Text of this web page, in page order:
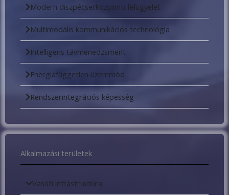
Modern diszpécserközponti felügyelet
Multimodális kommunikációs technológia
Intelligens távmenedzsment
Energiafüggetlen üzemmód
Rendszerintegrációs képesség
Alkalmazási területek
Vasúti infrastruktúra